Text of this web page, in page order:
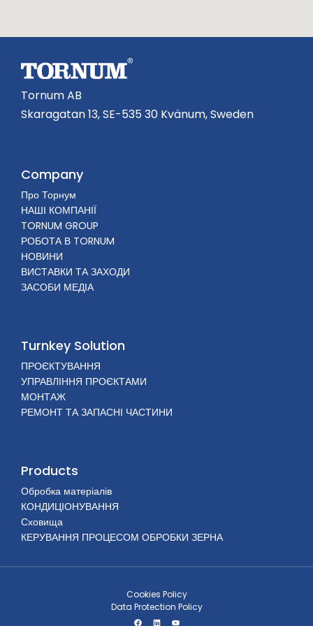
Tornum AB
Skaragatan 13, SE-535 30 Kvänum, Sweden
Company
Про Торнум
НАШІ КОМПАНІЇ
TORNUM GROUP
РОБОТА В TORNUM
НОВИНИ
ВИСТАВКИ ТА ЗАХОДИ
ЗАСОБИ МЕДІА
Turnkey Solution
ПРОЄКТУВАННЯ
УПРАВЛІННЯ ПРОЄКТАМИ
МОНТАЖ
РЕМОНТ ТА ЗАПАСНІ ЧАСТИНИ
Products
Обробка матеріалів
КОНДИЦІОНУВАННЯ
Сховища
КЕРУВАННЯ ПРОЦЕСОМ ОБРОБКИ ЗЕРНА
Cookies Policy
Data Protection Policy